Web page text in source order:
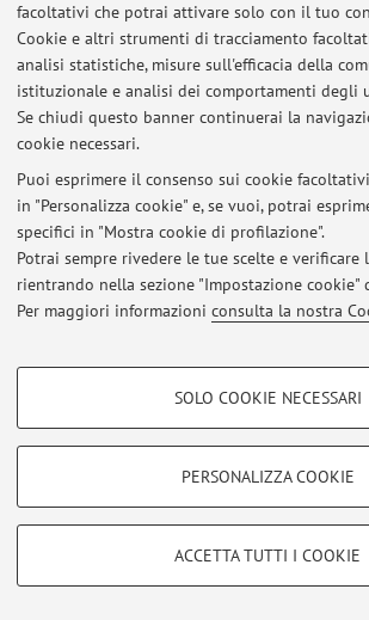
facoltativi che potrai attivare solo con il tuo
Cookie e altri strumenti di tracciamento
analisi statistiche, misure sull'efficacia della
istituzionale e analisi dei comportamenti degli
Se chiudi questo banner continuerai la
cookie necessari.
Puoi esprimere il consenso sui cookie
in "Personalizza cookie" e, se vuoi, potrai
specifici in "Mostra cookie di profilazione".
Potrai sempre rivedere le tue scelte e verificare
rientrando nella sezione "Impostazione cookie"
Per maggiori informazioni consulta la nostra
COOKIE DI PROFILAZIONE - FACOLTATIVI
COOKIE TECNICI - NECESSARI
Si tratta di cookie tecnici utilizzati, a titolo
SOLO COOKIE NECESSARI
PERSONALIZZA COOKIE
ACCETTA TUTTI I COOKIE
Ultimi avvisi
Al momento non sono presenti
Area riservata
Accedi tramiteloginper gestire tutti i
Zamboni, 33 - 40126 Bologna - Partita